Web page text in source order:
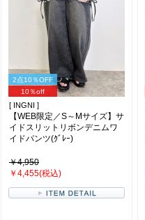
2点10％OFF
10％off
[ INGNI ]
【WEB限定／S～Mサイズ】サ
イドスリットリボンデニムワ
イドパンツ(ｸﾞﾚｰ)
￥4,950
￥4,455(税込)